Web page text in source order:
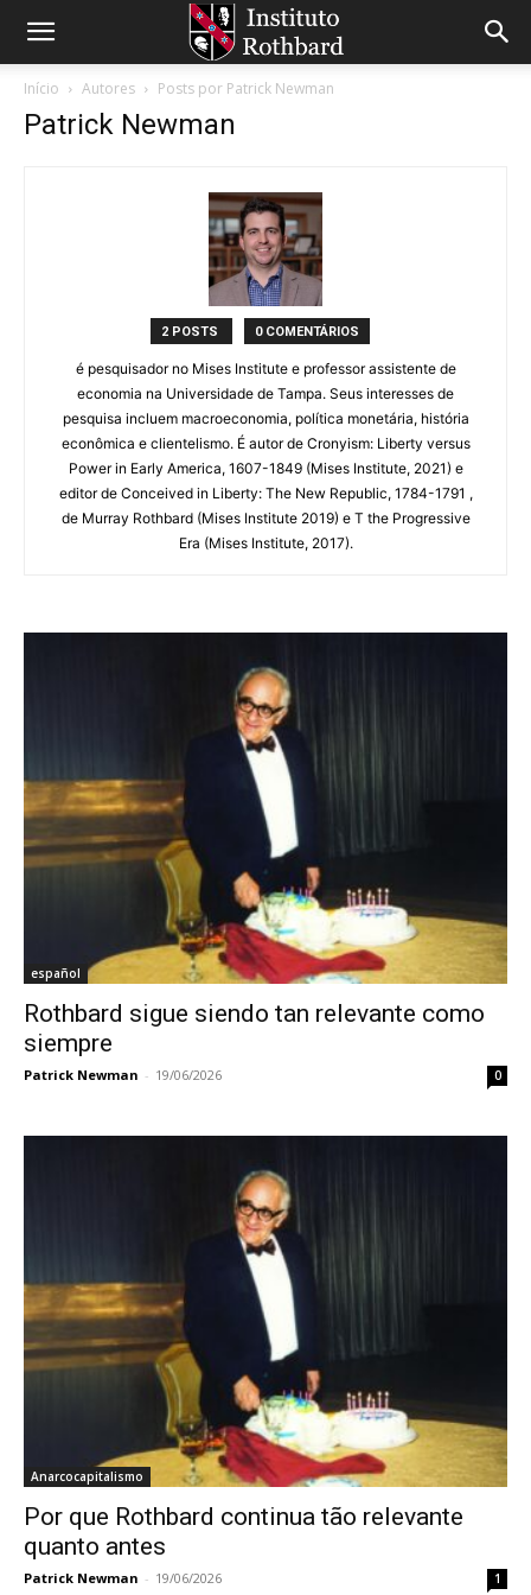
Início Autores Posts por Patrick Newman
Patrick Newman
2 POSTS 0 COMENTÁRIOS
é pesquisador no Mises Institute e professor assistente de
economia na Universidade de Tampa. Seus interesses de
pesquisa incluem macroeconomia, política monetária, história
econômica e clientelismo. É autor de Cronyism: Liberty versus
Power in Early America, 1607-1849 (Mises Institute, 2021) e
editor de Conceived in Liberty: The New Republic, 1784-1791 ,
de Murray Rothbard (Mises Institute 2019) e T the Progressive
Era (Mises Institute, 2017).
español
Rothbard sigue siendo tan relevante como
siempre
Patrick Newman - 19/06/2026 0
Anarcocapitalismo
Por que Rothbard continua tão relevante
quanto antes
Patrick Newman - 19/06/2026 1